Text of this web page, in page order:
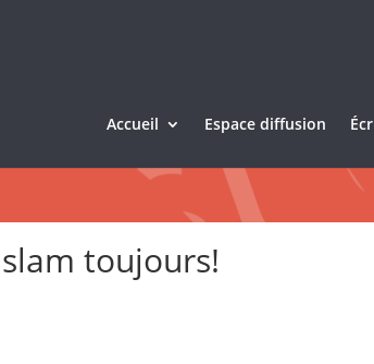
Accueil Espace diffusion
toujours!